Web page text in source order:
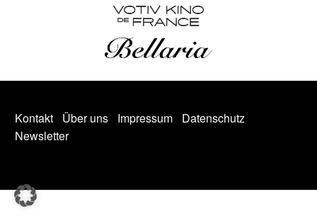
Kontakt Über uns Impressum
Datenschutz
Newsletter